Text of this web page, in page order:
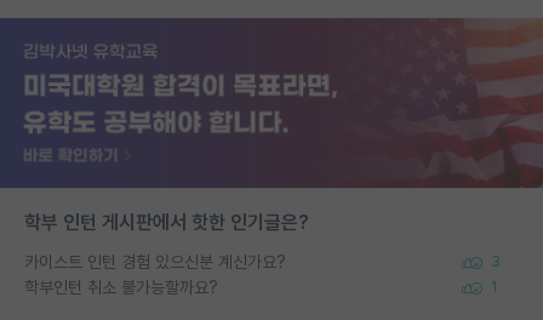
학부 인턴 게시판에서 핫한 인기글은?
카이스트 인턴 경험 있으신분 계신가요? 3
학부인턴 취소 불가능할까요? 1